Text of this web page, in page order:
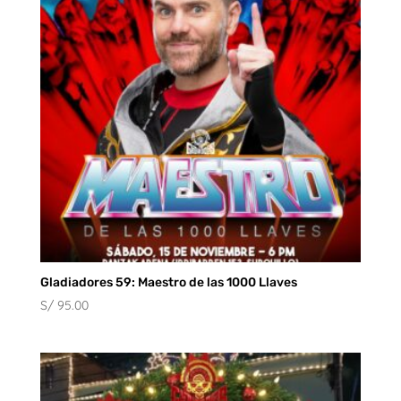
S/ 80.00
Gladiadores 59: Maestro de las 1000 Llaves
S/95.00